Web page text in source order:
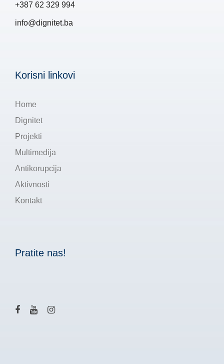
+387 62 329 994
info@dignitet.ba
Korisni linkovi
Home
Dignitet
Projekti
Multimedija
Antikorupcija
Aktivnosti
Kontakt
Pratite nas!